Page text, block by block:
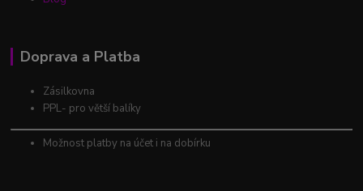
Doprava a Platba
Zásilkovna
PPL- pro větší balíky
Možnost platby na účet i na dobírku